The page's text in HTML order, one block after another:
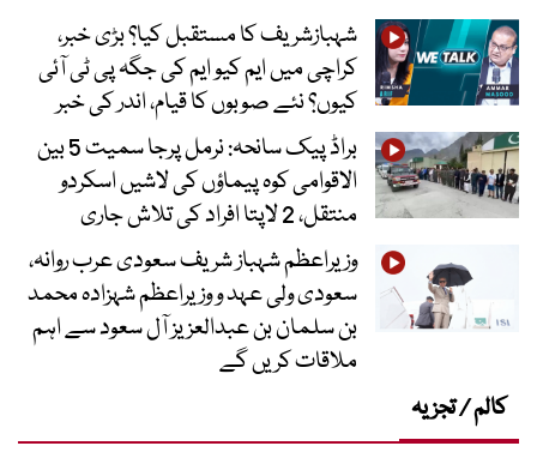
شہبازشریف کا مستقبل کیا؟ بڑی خبر،
کراچی میں ایم کیو ایم کی جگہ پی ٹی آئی
کیوں؟ نئے صوبوں کا قیام، اندر کی خبر
براڈ پیک سانحہ: نرمل پرجا سمیت 5 بین
الاقوامی کوہ پیماؤں کی لاشیں اسکردو
منتقل، 2 لاپتا افراد کی تلاش جاری
وزیراعظم شہباز شریف سعودی عرب روانہ،
سعودی ولی عہد و وزیراعظم شہزادہ محمد
بن سلمان بن عبدالعزیز آل سعود سے اہم
ملاقات کریں گے
کالم / تجزیہ